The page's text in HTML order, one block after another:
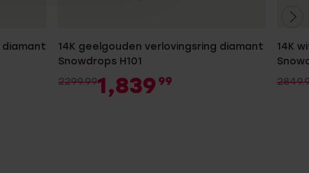
diamant
14K geelgouden verlovingsring diamant
Snowdrops H101
2299.991,839 99
14K